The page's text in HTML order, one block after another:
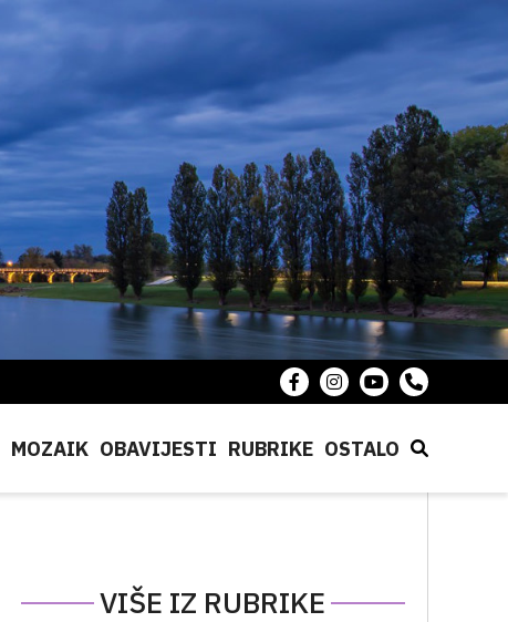
MOZAIK OBAVIJESTI RUBRIKE OSTALO
VIŠE IZ RUBRIKE